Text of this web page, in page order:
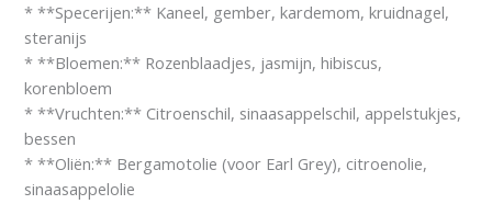
* **Specerijen:** Kaneel, gember, kardemom, kruidnagel,
steranijs
* **Bloemen:** Rozenblaadjes, jasmijn, hibiscus,
korenbloem
* **Vruchten:** Citroenschil, sinaasappelschil, appelstukjes,
bessen
* **Oliën:** Bergamotolie (voor Earl Grey), citroenolie,
sinaasappelolie